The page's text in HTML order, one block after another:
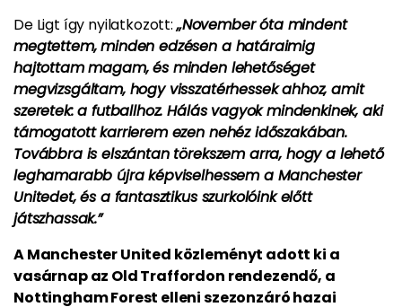
De Ligt így nyilatkozott:„November óta mindent
megtettem, minden edzésen a határaimig
hajtottam magam, és minden lehetőséget
megvizsgáltam, hogy visszatérhessek ahhoz, amit
szeretek: a futballhoz. Hálás vagyok mindenkinek, aki
támogatott karrierem ezen nehéz időszakában.
Továbbra is elszántan törekszem arra, hogy a lehető
leghamarabb újra képviselhessem a Manchester
Unitedet, és a fantasztikus szurkolóink előtt
játszhassak.”
A Manchester United közleményt adott ki a
vasárnap az Old Traffordon rendezendő, a
Nottingham Forest elleni szezonzáró hazai